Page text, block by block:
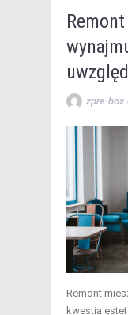
zpre-
Remont
kwestia